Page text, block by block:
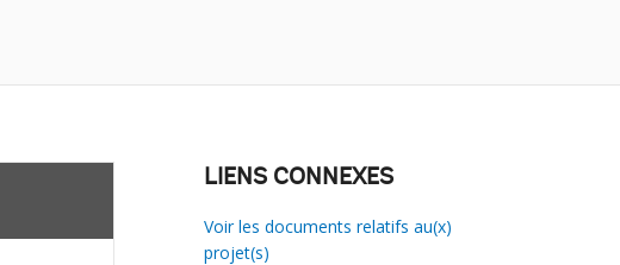
LIENS CONNEXES
Voir les documents relatifs au(x)
projet(s)